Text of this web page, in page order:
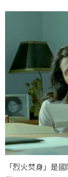
「烈火焚身」是